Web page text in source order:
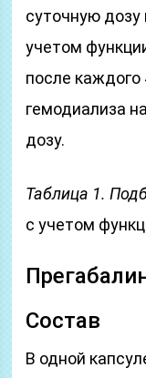
суточную дозу
учетом
после каждого
гемодиализа
дозу.
Таблица 1.
с учетом
Состав
В одной